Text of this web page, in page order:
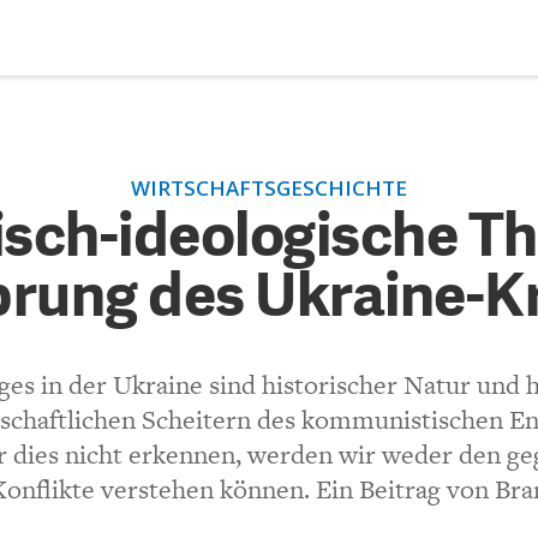
ARTIKEL
FEATURES
NEWSLETTER
ÜBER UNS
Unser kostenloser Newsletter informiert Sie über unsere
WIRTSCHAFTSGESCHICHTE
ideologische
des Ukraine-
in der Ukraine sind historischer Natur und
Scheitern des kommunistischen
dies nicht erkennen, werden wir weder den
verstehen können. Ein Beitrag von
ideologische
des Ukraine-Kriegs
(VIA EMAIL)
die Darstellung der ökonomischen + ethischen
zu den ideologischen Theorien. Und danke an